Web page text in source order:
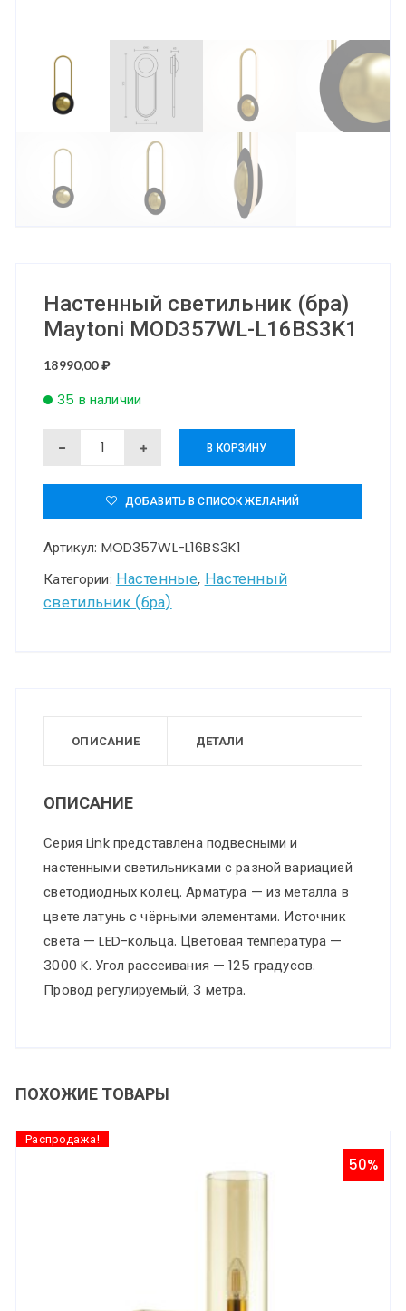
Настенный светильник (бра)
Maytoni MOD357WL-L16BS3K1
18990,00₽
35 в наличии
Количество
Настенный
светильник
(бра)
Maytoni
MOD357WL-
В КОРЗИНУ
ДОБАВИТЬ В СПИСОК ЖЕЛАНИЙ
Артикул: MOD357WL-L16BS3K1
Категории: Настенные, Настенный
светильник (бра)
ОПИСАНИЕ ДЕТАЛИ
ОПИСАНИЕ
Серия Link представлена подвесными и
настенными светильниками с разной вариацией
светодиодных колец. Арматура — из металла в
цвете латунь с чёрными элементами. Источник
света — LED-кольца. Цветовая температура —
3000 K. Угол рассеивания — 125 градусов.
Провод регулируемый, 3 метра.
ПОХОЖИЕ ТОВАРЫ
Распродажа!
50%